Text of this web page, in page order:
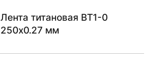
Лента титановая ВТ1-0
250х0.27 мм